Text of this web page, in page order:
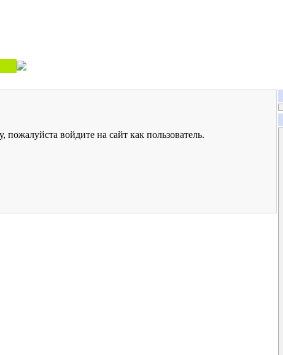
войдите на сайт как пользователь.